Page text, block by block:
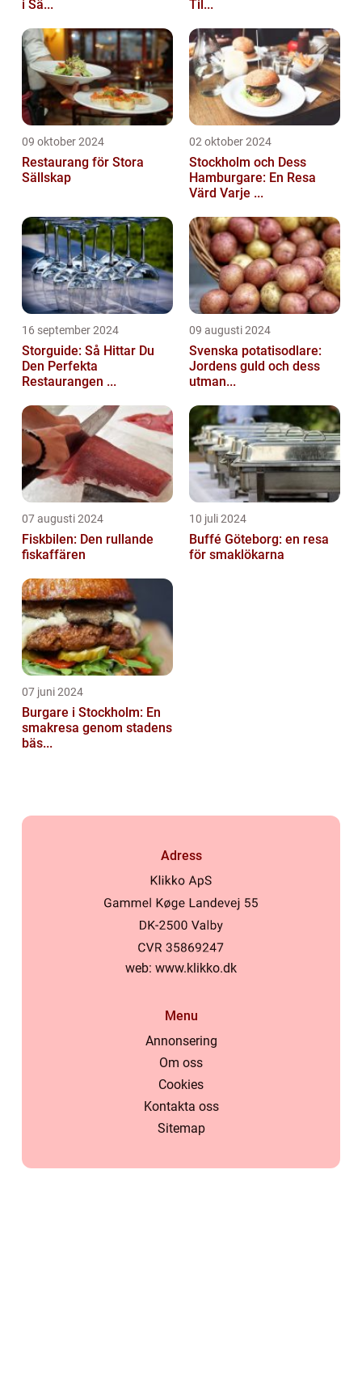
i Sä... Til...
09 oktober 2024
Restaurang för Stora
Sällskap
02 oktober 2024
Stockholm och Dess
Hamburgare: En Resa
Värd Varje ...
16 september 2024
Storguide: Så Hittar Du
Den Perfekta
Restaurangen ...
09 augusti 2024
Svenska potatisodlare:
Jordens guld och dess
utman...
07 augusti 2024
Fiskbilen: Den rullande
fiskaffären
10 juli 2024
Buffé Göteborg: en resa
för smaklökarna
07 juni 2024
Burgare i Stockholm: En
smakresa genom stadens
bäs...
Adress
web: www.klikko.dk
Menu
Annonsering
Om oss
Cookies
Kontakta oss
Sitemap